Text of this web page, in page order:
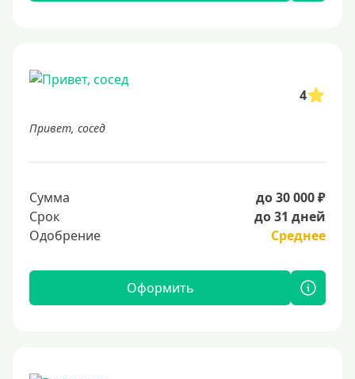
4
Привет, сосед
Сумма
до 30 000 ₽
Срок
до 31 дней
Одобрение
Среднее
Оформить